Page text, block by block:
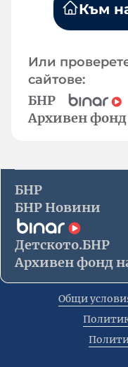
Към
Или
сайтове:
БНР
Архивен
БНР
БНР Новини
Детското.БНР
Архивен фонд
Общи